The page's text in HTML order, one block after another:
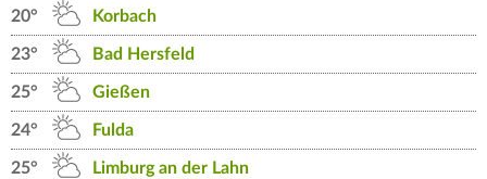
20° Korbach
23° Bad Hersfeld
25° Gießen
24° Fulda
25° Limburg an der Lahn